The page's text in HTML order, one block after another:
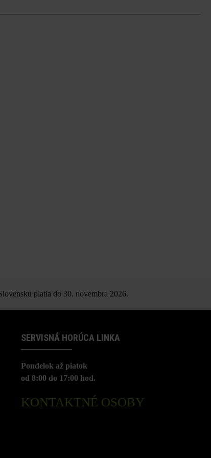
platia do 30. novembra 2026.
SERVISNÁ HORÚCA LINKA
Pondelok až piatok
od 8:00 do 17:00 hod.
KONTAKTNÉ OSOBY